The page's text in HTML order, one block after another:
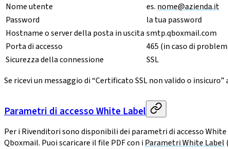
Nome utente
es. nome@azienda.it
Password
la tua password
Hostname o server della posta in uscita smtp.qboxmail.com
Porta di accesso
465 (in caso di
Sicurezza della connessione
SSL
Se ricevi un messaggio di “Certificato SSL non valido o
Parametri di accesso White Label
Per i Rivenditori sono disponibili dei parametri di accesso
Qboxmail. Puoi scaricare il file PDF con iParametri White Label